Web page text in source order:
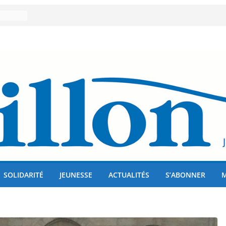
!
SOLIDARITÉ JEUNESSE ACTUALITÉS S’ABONNER